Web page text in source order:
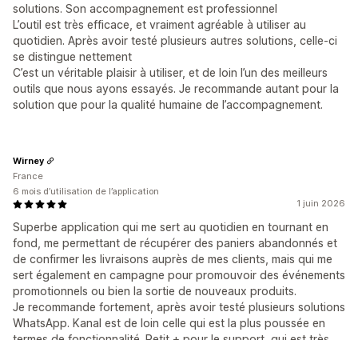
solutions. Son accompagnement est professionnel
L’outil est très efficace, et vraiment agréable à utiliser au
quotidien. Après avoir testé plusieurs autres solutions, celle-ci
se distingue nettement
C’est un véritable plaisir à utiliser, et de loin l’un des meilleurs
outils que nous ayons essayés. Je recommande autant pour la
solution que pour la qualité humaine de l’accompagnement.
1 juin 2026
Superbe application qui me sert au quotidien en tournant en
fond, me permettant de récupérer des paniers abandonnés et
de confirmer les livraisons auprès de mes clients, mais qui me
sert également en campagne pour promouvoir des événements
promotionnels ou bien la sortie de nouveaux produits.
Je recommande fortement, après avoir testé plusieurs solutions
WhatsApp. Kanal est de loin celle qui est la plus poussée en
Wirney
France
6 mois d’utilisation de l’application